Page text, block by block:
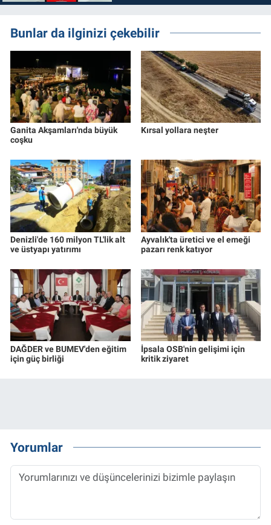
Bunlar da ilginizi çekebilir
Ganita Akşamları'nda büyük
coşku
Kırsal yollara neşter
Denizli'de 160 milyon TL'lik alt
ve üstyapı yatırımı
Ayvalık'ta üretici ve el emeği
pazarı renk katıyor
DAĞDER ve BUMEV'den eğitim
için güç birliği
İpsala OSB'nin gelişimi için
kritik ziyaret
Yorumlar